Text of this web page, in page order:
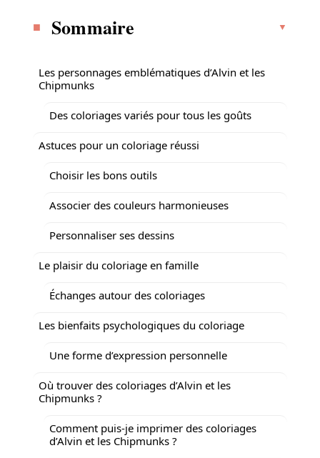
Sommaire
Les personnages emblématiques d’Alvin et les
Chipmunks
Des coloriages variés pour tous les goûts
Astuces pour un coloriage réussi
Choisir les bons outils
Associer des couleurs harmonieuses
Personnaliser ses dessins
Le plaisir du coloriage en famille
Échanges autour des coloriages
Les bienfaits psychologiques du coloriage
Une forme d’expression personnelle
Où trouver des coloriages d’Alvin et les
Chipmunks ?
Comment puis-je imprimer des coloriages
d’Alvin et les Chipmunks ?